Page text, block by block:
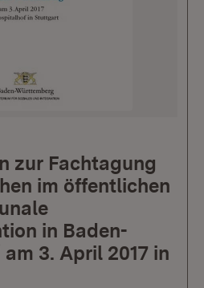
zur Fachtagung
im öffentlichen
in Baden-
3. April 2017 in